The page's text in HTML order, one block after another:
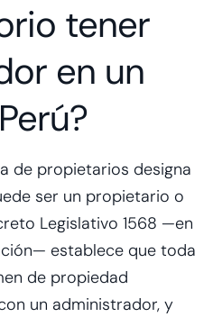
tener
en un
de propietarios designa
ser un propietario o
Legislativo 1568 —en
establece que toda
de propiedad
un administrador, y